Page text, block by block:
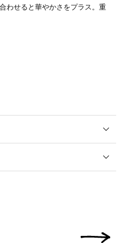
わせると華やかさをプラス。重
次の画像